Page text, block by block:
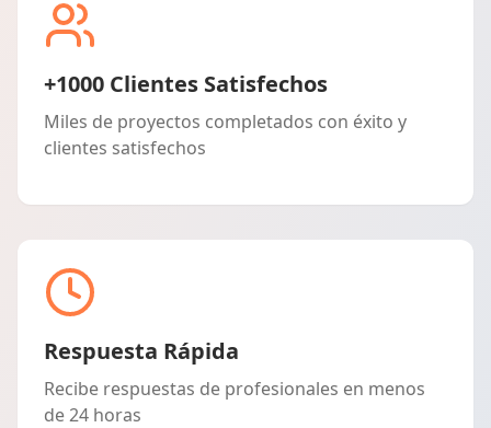
+1000 Clientes Satisfechos
Miles de proyectos completados con éxito y
clientes satisfechos
Respuesta Rápida
Recibe respuestas de profesionales en menos
de 24 horas